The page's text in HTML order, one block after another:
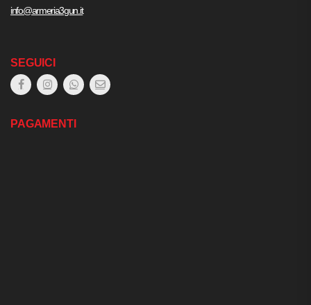
info@armeria3gun.it
SEGUICI
PAGAMENTI